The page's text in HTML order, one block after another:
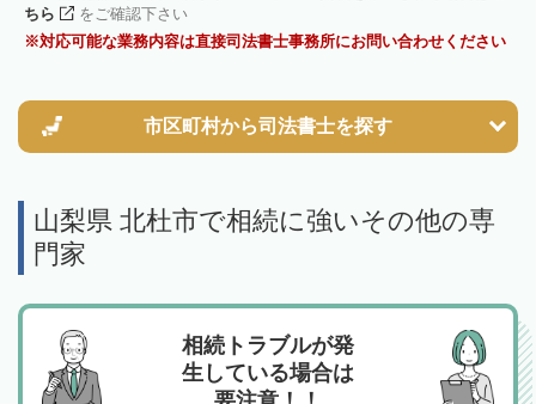
ちら
をご確認下さい
対応可能な業務内容は直接司法書士事務所にお問い合わせください
市区町村から司法書士を探す
山梨県 北杜市で相続に強いその他の専
門家
相続トラブルが発
生している場合は